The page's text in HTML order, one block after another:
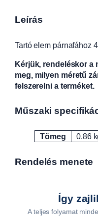
á
o
4
5
0
m
4
Leírás
Tartó elem párnafához
Kérjük, rendeléskor a
meg, milyen méretű
felszerelni a terméket.
Műszaki
Attribútumok
Tömeg 0.86
Rendelés menete
Így
A teljes folyamat